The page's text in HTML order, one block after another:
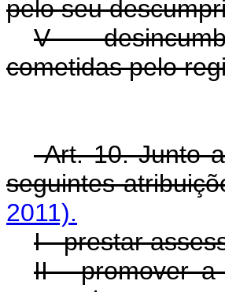
pelo seu
V -
cometidas pelo
Art. 10. Junto
seguintes
2011).
I - prestar
II - promover a